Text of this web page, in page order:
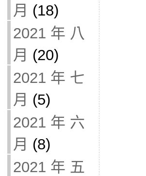
月 (18)
2021 年 八
月 (20)
2021 年 七
月 (5)
2021 年 六
月 (8)
2021 年 五